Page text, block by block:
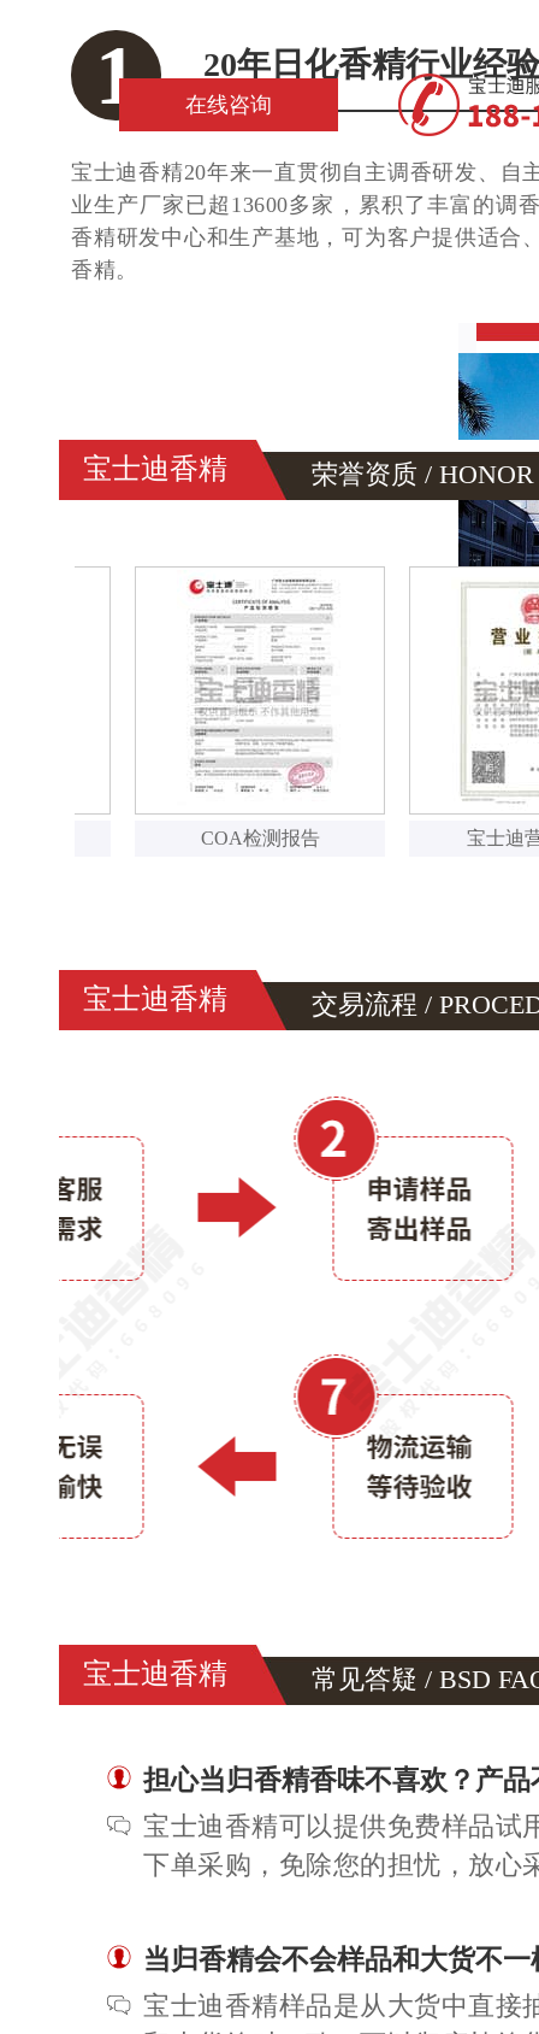
2 自有研发中心，可满
宝士迪（亚洲）香精研发中心历经3年打造
米，为了调香师能调出更多、更好、更新的香
香料品种，可满足不同调香需求，配套有分析
室等数十间多功能实验室！
在线咨询
宝士迪香精 荣誉资质 / HONOR
宝士迪营业执照
宝士迪香精 交易流程 /
宝士迪香精 常见答疑 / BSD
担心当归香精香味不喜欢？产品
宝士迪香精可以提供免费样品试
下单采购，免除您的担忧，放心
当归香精会不会样品和大货不一
宝士迪香精样品是从大货中直接